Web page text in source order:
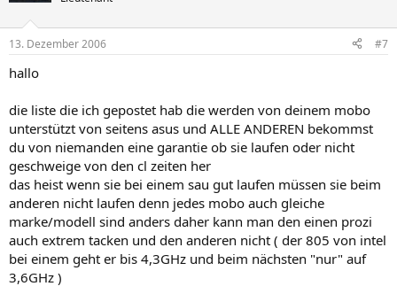
13. Dezember 2006 #7
hallo
die liste die ich gepostet hab die werden von deinem mobo
unterstützt von seitens asus und ALLE ANDEREN bekommst
du von niemanden eine garantie ob sie laufen oder nicht
geschweige von den cl zeiten her
das heist wenn sie bei einem sau gut laufen müssen sie beim
anderen nicht laufen denn jedes mobo auch gleiche
marke/modell sind anders daher kann man den einen prozi
auch extrem tacken und den anderen nicht ( der 805 von intel
bei einem geht er bis 4,3GHz und beim nächsten "nur" auf
3,6GHz )